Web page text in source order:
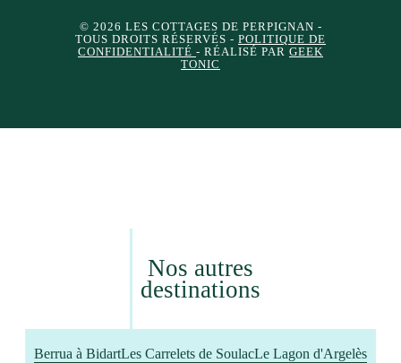
© 2026 LES COTTAGES DE PERPIGNAN -
TOUS DROITS RÉSERVÉS - POLITIQUE DE
CONFIDENTIALITÉ - RÉALISÉ PAR GEEK
TONIC
Nos autres
destinations
Berrua à BidartLes Carrelets de SoulacLe Lagon d'Argelès